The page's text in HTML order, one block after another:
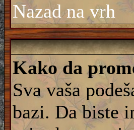
Nazad na vrh
Kako da
Sva vaša
bazi. Da biste